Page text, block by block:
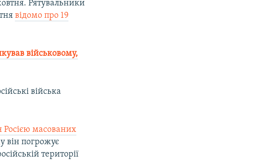
Рятувальники
відомо про 19
військовому,
війська
Росією масованих
він погрожує
території